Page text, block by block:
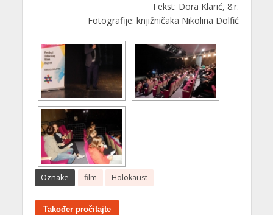
Tekst: Dora Klarić, 8.r.
Fotografije: knjižničaka Nikolina Dolfić
Oznake film Holokaust
Također pročitajte